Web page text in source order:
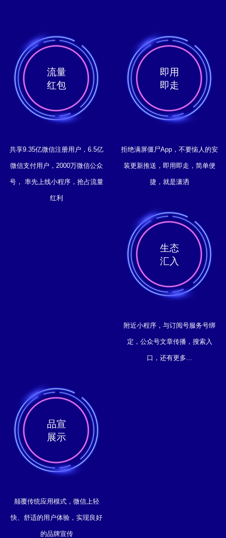
流量
红包
共享9.35亿微信注册用户，6.5亿
微信支付用户，2000万微信公众
号， 率先上线小程序，抢占流量
红利
即用
即走
拒绝满屏僵尸App，不要恼人的安
装更新推送，即用即走，简单便
捷，就是潇洒
生态
汇入
附近小程序，与订阅号服务号绑
定，公众号文章传播，搜索入
口，还有更多...
品宣
展示
颠覆传统应用模式，微信上轻
快、舒适的用户体验，实现良好
的品牌宣传